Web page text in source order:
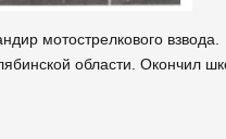
мотострелкового взвода.
области. Окончил